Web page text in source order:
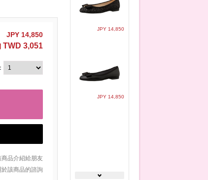
JPY 14,850
TWD 3,051
商品介紹給朋友
於該商品的諮詢
JPY 14,850
JPY 14,850